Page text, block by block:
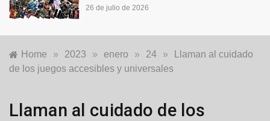
26 de julio de 2026
Home » 2023 » enero » 24 »
Llaman al cuidado
de los juegos accesibles y universales
Generales
Locales
Llaman al cuidado de los